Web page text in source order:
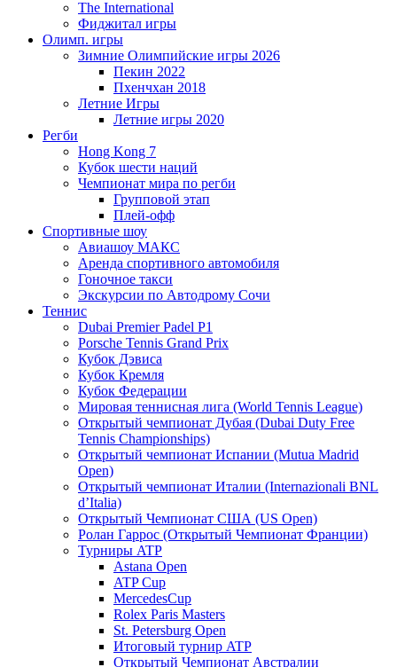
The International
Фиджитал игры
Олимп. игры
Зимние Олимпийские игры 2026
Пекин 2022
Пхенчхан 2018
Летние Игры
Летние игры 2020
Регби
Hong Kong 7
Кубок шести наций
Чемпионат мира по регби
Групповой этап
Плей-офф
Спортивные шоу
Авиашоу МАКС
Аренда спортивного автомобиля
Гоночное такси
Экскурсии по Автодрому Сочи
Теннис
Dubai Premier Padel P1
Porsche Tennis Grand Prix
Кубок Дэвиса
Кубок Кремля
Кубок Федерации
Мировая теннисная лига (World Tennis League)
Открытый чемпионат Дубая (Dubai Duty Free
Tennis Championships)
Открытый чемпионат Испании (Mutua Madrid
Open)
Открытый чемпионат Италии (Internazionali BNL
d’Italia)
Открытый Чемпионат США (US Open)
Ролан Гаррос (Открытый Чемпионат Франции)
Турниры ATP
Astana Open
ATP Cup
MercedesCup
Rolex Paris Masters
St. Petersburg Open
Итоговый турнир ATP
Открытый Чемпионат Австралии